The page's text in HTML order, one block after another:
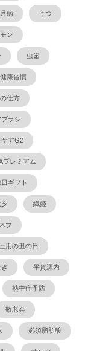
病 うつ
ン
虫歯
康習慣
仕方
ラシ
ケアG2
プレミアム
ギフト
夕 織姫
ブ
土用の丑の日
ぎ 平賀源内
熱中症予防
敬老会
必須脂肪酸